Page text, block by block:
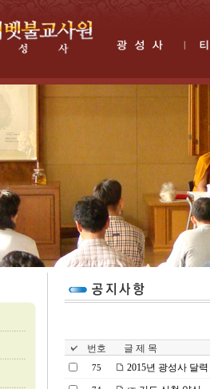
번호 글 제 목
75 2015년 광성사 달